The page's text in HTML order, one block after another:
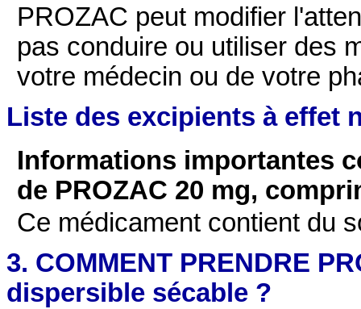
PROZAC peut modifier
pas conduire ou utiliser des
votre médecin ou de votre
Liste des excipients à effet
Informations importantes
de PROZAC 20 mg,
Ce médicament contient du
3. COMMENT PRENDRE
dispersible sécable ?